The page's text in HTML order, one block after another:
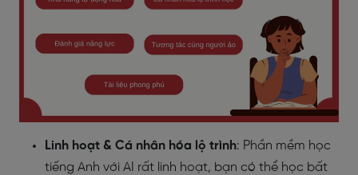
Linh hoạt & Cá nhân hóa lộ trình: Phần mềm học
tiếng Anh với AI rất linh hoạt, bạn có thể học bất